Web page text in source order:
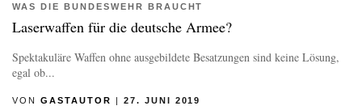
WAS DIE BUNDESWEHR BRAUCHT
Laserwaffen für die deutsche Armee?
Spektakuläre Waffen ohne ausgebildete Besatzungen sind keine Lösung,
egal ob...
VON GASTAUTOR | 27. JUNI 2019